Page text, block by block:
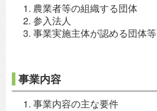
農業者等の組織する団体
参入法人
事業実施主体が認める団体等
事業内容
事業内容の主な要件